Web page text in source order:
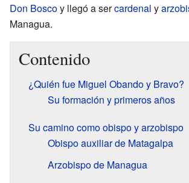
Don Boscoy llegó a sercardenal y
Managua.
Contenido
¿Quién fue Miguel Obando y Bravo?
Su formación y primeros años
Su camino como obispo y arzobispo
Obispo auxiliar de Matagalpa
Arzobispo de Managua